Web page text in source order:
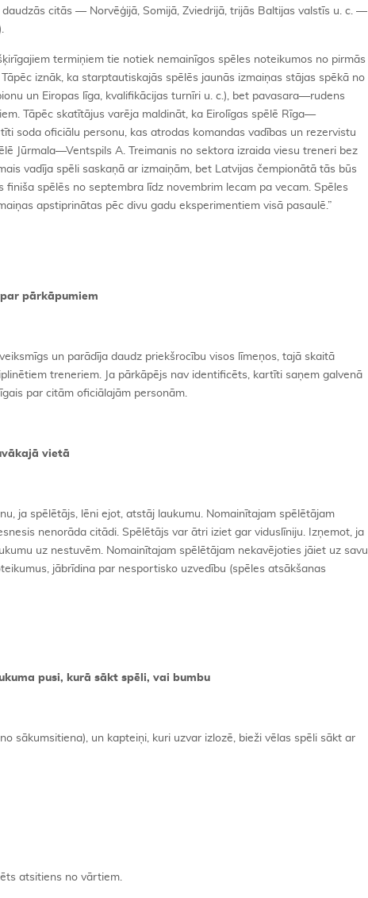
citās — Norvēģijā, Somijā, Zviedrijā, trijās Baltijas valstīs u. c. —
termiņiem tie notiek nemainīgos spēles noteikumos no pirmās
iznāk, ka starptautiskajās spēlēs jaunās izmaiņas stājas spēkā no
un Eiropas līga, kvalifikācijas turnīri u. c.), bet pavasara—rudens
Tāpēc skatītājus varēja maldināt, ka Eirolīgas spēlē Rīga—
soda oficiālu personu, kas atrodas komandas vadības un rezervistu
Jūrmala—Ventspils A. Treimanis no sektora izraida viesu treneri bez
vadīja spēli saskaņā ar izmaiņām, bet Latvijas čempionātā tās būs
spēlēs no septembra līdz novembrim lecam pa vecam. Spēles
apstiprinātas pēc divu gadu eksperimentiem visā pasaulē.”
pārkāpumiem
un parādīja daudz priekšrocību visos līmeņos, tajā skaitā
treneriem. Ja pārkāpējs nav identificēts, kartīti saņem galvenā
par citām oficiālajām personām.
vietā
ja spēlētājs, lēni ejot, atstāj laukumu. Nomainītajam spēlētājam
nenorāda citādi. Spēlētājs var ātri iziet gar viduslīniju. Izņemot, ja
uz nestuvēm. Nomainītajam spēlētājam nekavējoties jāiet uz savu
jābrīdina par nesportisko uzvedību (spēles atsākšanas
pusi, kurā sākt spēli, vai bumbu
sākumsitiena), un kapteiņi, kuri uzvar izlozē, bieži vēlas spēli sākt ar
atsitiens no vārtiem.